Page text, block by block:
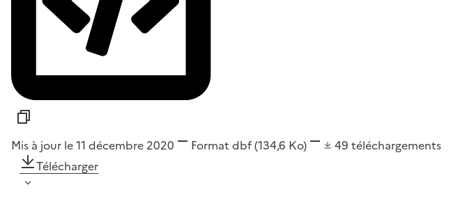
Mis à jour le 11 décembre 2020 Format dbf(134,6 Ko) 49 téléchargements
Télécharger